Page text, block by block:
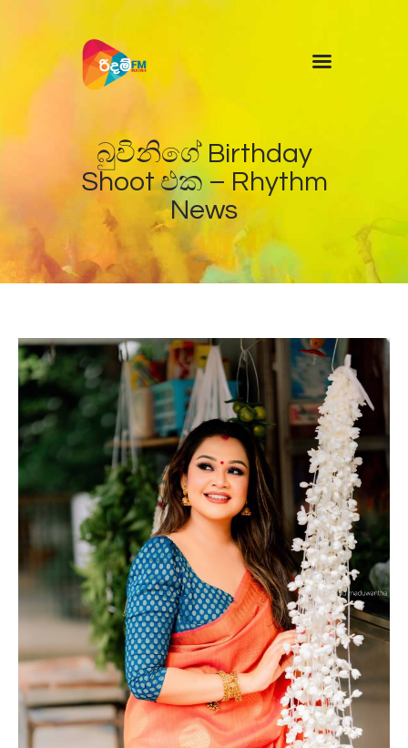
බුවිනිගේ Birthday
Shoot එක – Rhythm
News
News